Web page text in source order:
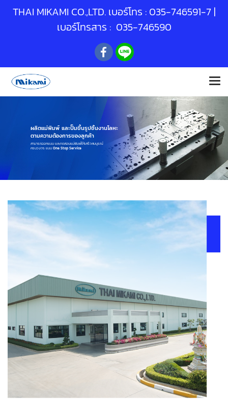
THAI MIKAMI CO.,LTD. เบอร์โทร : 035-746591-7 |
เบอร์โทรสาร : 035-746590
ผลิตแม่พิมพ์ และปั๊มขึ้นรูปชิ้นงานโลหะ
ตามความต้องการของลูกค้า
สามารถออกแบบ และทดสอบแม่พิมพ์ให้เสร็จสมบูรณ์
ครบวงจร แบบOne Stop Service